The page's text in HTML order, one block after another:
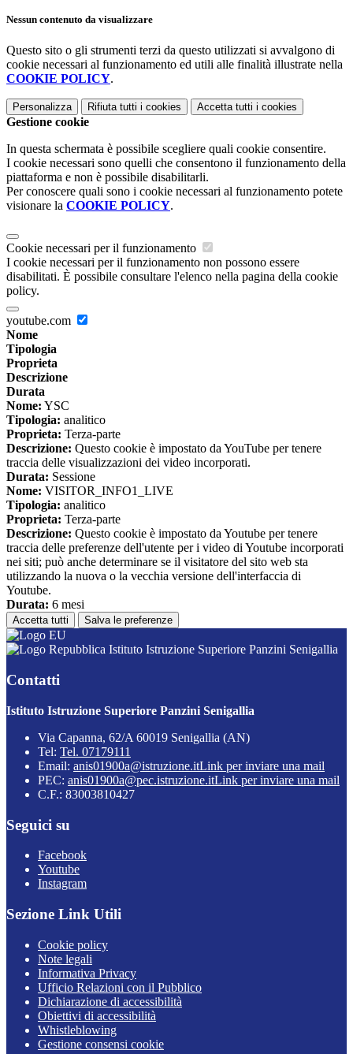
Nessun contenuto da visualizzare
Questo sito o gli strumenti terzi da questo utilizzati si avvalgono di
cookie necessari al funzionamento ed utili alle finalità illustrate nella
COOKIE POLICY.
Personalizza Rifiuta tutti i cookies Accetta tutti i cookies
Gestione cookie
In questa schermata è possibile scegliere quali cookie consentire.
I cookie necessari sono quelli che consentono il funzionamento della
piattaforma e non è possibile disabilitarli.
Per conoscere quali sono i cookie necessari al funzionamento potete
visionare la COOKIE POLICY.
Cookie necessari per il funzionamento
I cookie necessari per il funzionamento non possono essere
disabilitati. È possibile consultare l'elenco nella pagina della cookie
policy.
youtube.com
Nome
Tipologia
Proprieta
Descrizione
Durata
Nome: YSC
Tipologia: analitico
Proprieta: Terza-parte
Descrizione: Questo cookie è impostato da YouTube per tenere
traccia delle visualizzazioni dei video incorporati.
Durata: Sessione
Nome: VISITOR_INFO1_LIVE
Tipologia: analitico
Proprieta: Terza-parte
Descrizione: Questo cookie è impostato da Youtube per tenere
traccia delle preferenze dell'utente per i video di Youtube incorporati
nei siti; può anche determinare se il visitatore del sito web sta
utilizzando la nuova o la vecchia versione dell'interfaccia di
Youtube.
Durata: 6 mesi
Accetta tutti Salva le preferenze
Istituto Istruzione Superiore Panzini Senigallia
Contatti
Istituto Istruzione Superiore Panzini Senigallia
Via Capanna, 62/A 60019 Senigallia (AN)
Tel: Tel. 07179111
Email: anis01900a@istruzione.itLink per inviare una mail
PEC: anis01900a@pec.istruzione.itLink per inviare una mail
C.F.: 83003810427
Seguici su
Facebook
Youtube
Instagram
Sezione Link Utili
Cookie policy
Note legali
Informativa Privacy
Ufficio Relazioni con il Pubblico
Dichiarazione di accessibilità
Obiettivi di accessibilità
Whistleblowing
Gestione consensi cookie